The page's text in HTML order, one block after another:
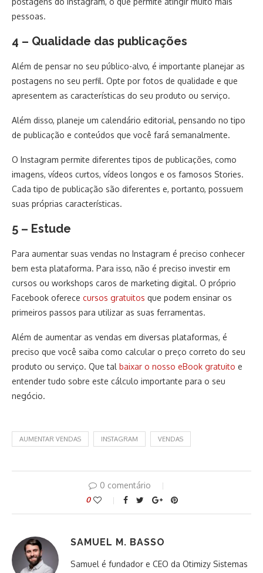
pessoas.
4 – Qualidade das publicações
Além de pensar no seu público-alvo, é importante planejar as
postagens no seu perfil. Opte por fotos de qualidade e que
apresentem as características do seu produto ou serviço.
Além disso, planeje um calendário editorial, pensando no tipo
de publicação e conteúdos que você fará semanalmente.
O Instagram permite diferentes tipos de publicações, como
imagens, vídeos curtos, vídeos longos e os famosos Stories.
Cada tipo de publicação são diferentes e, portanto, possuem
suas próprias características.
5 – Estude
Para aumentar suas vendas no Instagram é preciso conhecer
bem esta plataforma. Para isso, não é preciso investir em
cursos ou workshops caros de marketing digital. O próprio
Facebook oferece cursos gratuitos que podem ensinar os
primeiros passos para utilizar as suas ferramentas.
Além de aumentar as vendas em diversas plataformas, é
preciso que você saiba como calcular o preço correto do seu
produto ou serviço. Que tal baixar o nosso eBook gratuito e
entender tudo sobre este cálculo importante para o seu
negócio.
AUMENTAR VENDAS INSTAGRAM VENDAS
0 comentário
0
SAMUEL M. BASSO
Samuel é fundador e CEO da Otimizy Sistemas